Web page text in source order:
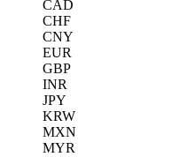
CAD
CHF
CNY
EUR
GBP
INR
JPY
KRW
MXN
MYR